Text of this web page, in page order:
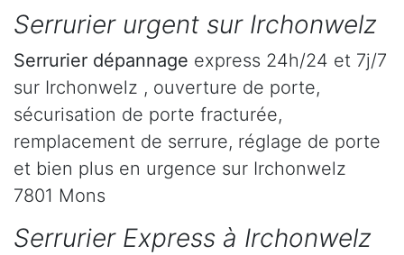
Serrurier urgent sur Irchonwelz
Serrurier dépannage express 24h/24 et 7j/7
sur Irchonwelz , ouverture de porte,
sécurisation de porte fracturée,
remplacement de serrure, réglage de porte
et bien plus en urgence sur Irchonwelz
7801 Mons
Serrurier Express à Irchonwelz